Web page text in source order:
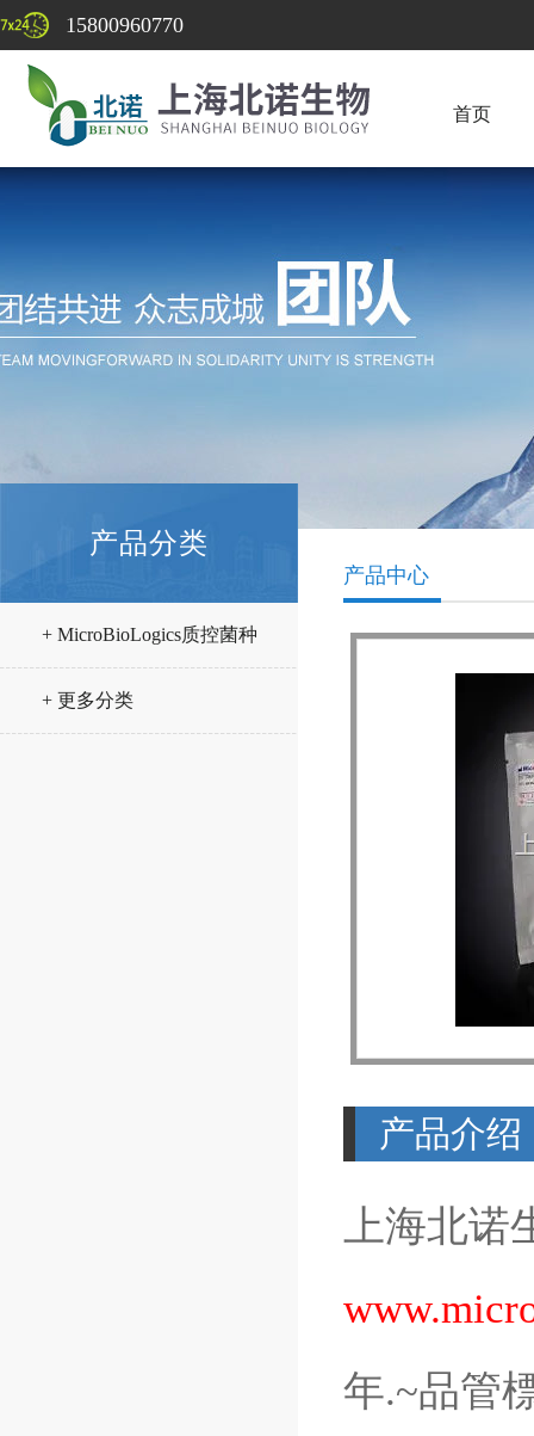
15800960770
首页
产品分类
+ MicroBioLogics质控菌种
+ 更多分类
产品中心
产品介绍
上海北诺
年.~品管